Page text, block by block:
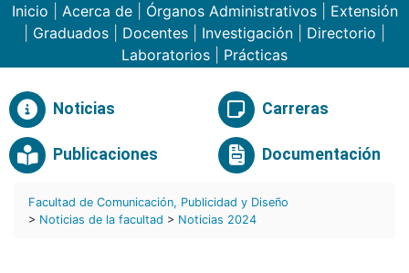
Inicio Acerca de| Órganos Administrativos| Extensión
Graduados Docentes Investigación Directorio
Laboratorios
Prácticas
Noticias Carreras
Publicaciones Documentación
Facultad de Comunicación, Publicidad y Diseño
> Noticias de la facultad > Noticias 2024